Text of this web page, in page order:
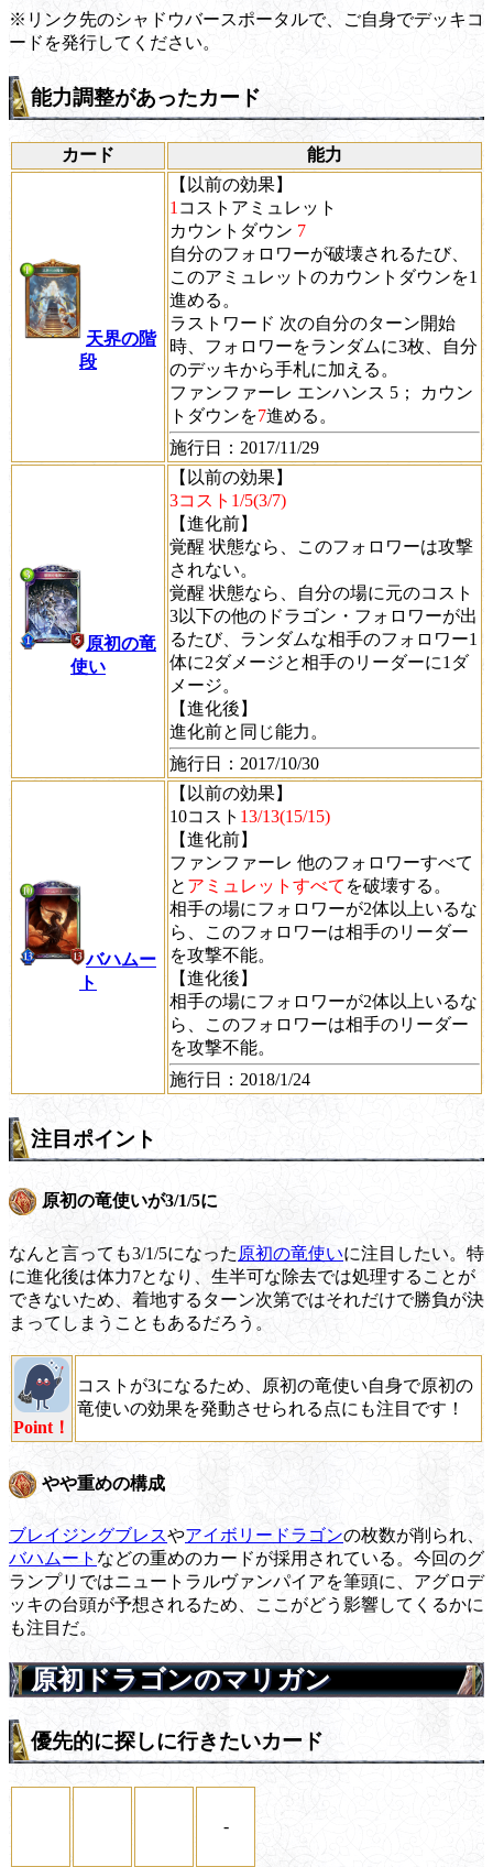
※リンク先のシャドウバースポータルで、ご自身でデッキコ
ードを発行してください。
能力調整があったカード
カード 能力
天界の階
段
【以前の効果】
1コストアミュレット
カウントダウン 7
自分のフォロワーが破壊されるたび、
このアミュレットのカウントダウンを1
進める。
ラストワード 次の自分のターン開始
時、フォロワーをランダムに3枚、自分
のデッキから手札に加える。
ファンファーレ エンハンス 5；
カウン
トダウンを7進める。
施行日
：2017/11/29
原初の竜
使い
【以前の効果】
3コスト1/5(3/7)
【進化前】
覚醒 状態なら、このフォロワーは攻撃
されない。
覚醒 状態なら、自分の場に元のコスト
3以下の他のドラゴン・フォロワーが出
るたび、ランダムな相手のフォロワー1
体に2ダメージと相手のリーダーに1ダ
メージ。
【進化後】
進化前と同じ能力。
施行日
：2017/10/30
バハムー
ト
【以前の効果】
10コスト 13/13(15/15)
【進化前】
ファンファーレ 他のフォロワーすべて
と アミュレットすべて を破壊する。
相手の場にフォロワーが2体以上いるな
ら、このフォロワーは相手のリーダー
を攻撃不能。
【進化後】
相手の場にフォロワーが2体以上いるな
ら、このフォロワーは相手のリーダー
を攻撃不能。
施行日
：2018/1/24
注目ポイント
原初の竜使いが3/1/5に
なんと言っても3/1/5になった 原初の竜使いに注目したい。特
に進化後は体力7となり、生半可な除去では処理することが
できないため、着地するターン次第ではそれだけで勝負が決
まってしまうこともあるだろう。
Point！
コストが3になるため、原初の竜使い自身で原初の
竜使いの効果を発動させられる点にも注目です！
やや重めの構成
ブレイジングブレスやアイボリードラゴンの枚数が削られ、
バハムート などの重めのカードが採用されている。今回のグ
ランプリではニュートラルヴァンパイアを筆頭に、アグロデ
ッキの台頭が予想されるため、ここがどう影響してくるかに
も注目だ。
原初ドラゴンのマリガン
優先的に探しに行きたいカード
-